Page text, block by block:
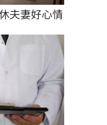
夫妻好心情